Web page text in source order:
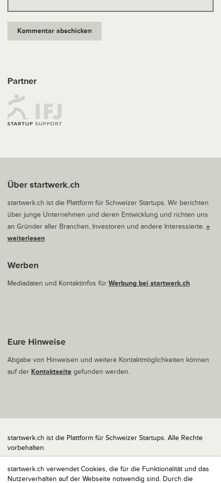
startwerk.ch verwendet Cookies, die für die Funktionalität und das
Nutzerverhalten auf der Webseite notwendig sind. Durch die
Partner
Über startwerk.ch
startwerk.ch ist die Plattform für Schweizer Startups. Wir berichten
über junge Unternehmen und deren Entwicklung und richten uns
an Gründer aller Branchen, Investoren und andere Interessierte. »
weiterlesen
Werben
Mediadaten und Kontaktinfos für Werbung bei startwerk.ch
Eure Hinweise
Abgabe von Hinweisen und weitere Kontaktmöglichkeiten können
auf der Kontaktseite gefunden werden.
startwerk.ch ist die Plattform für Schweizer Startups. Alle Rechte
vorbehalten.
Impressum
Kontakt